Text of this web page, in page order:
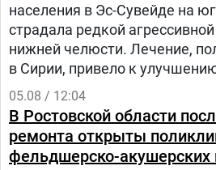
населения в Эс-Сувейде на
страдала редкой
нижней челюсти. Лечение,
в Сирии, привело к
произошел рецидив болезни.
лечение в «Шибу» в рамках
проекта «Шевет-ахим»
05.08 / 12:04
В Ростовской области
ремонта открыты
фельдшерско-акушерских